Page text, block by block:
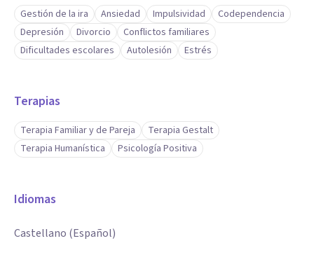
Gestión de la ira Ansiedad Impulsividad
Codependencia
Depresión
Divorcio
Conflictos familiares
Dificultades escolares
Autolesión Estrés
Terapias
Terapia Familiar y de Pareja
Terapia Gestalt
Terapia Humanística
Psicología Positiva
Idiomas
Castellano (Español)